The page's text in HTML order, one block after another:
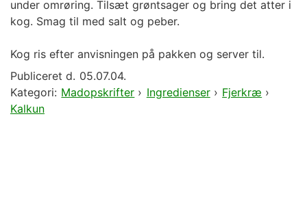
under omrøring. Tilsæt grøntsager og bring det atter i
kog. Smag til med salt og peber.
Kog ris efter anvisningen på pakken og server til.
Publiceret d. 05.07.04.
Kategori: Madopskrifter › Ingredienser› Fjerkræ ›
Kalkun